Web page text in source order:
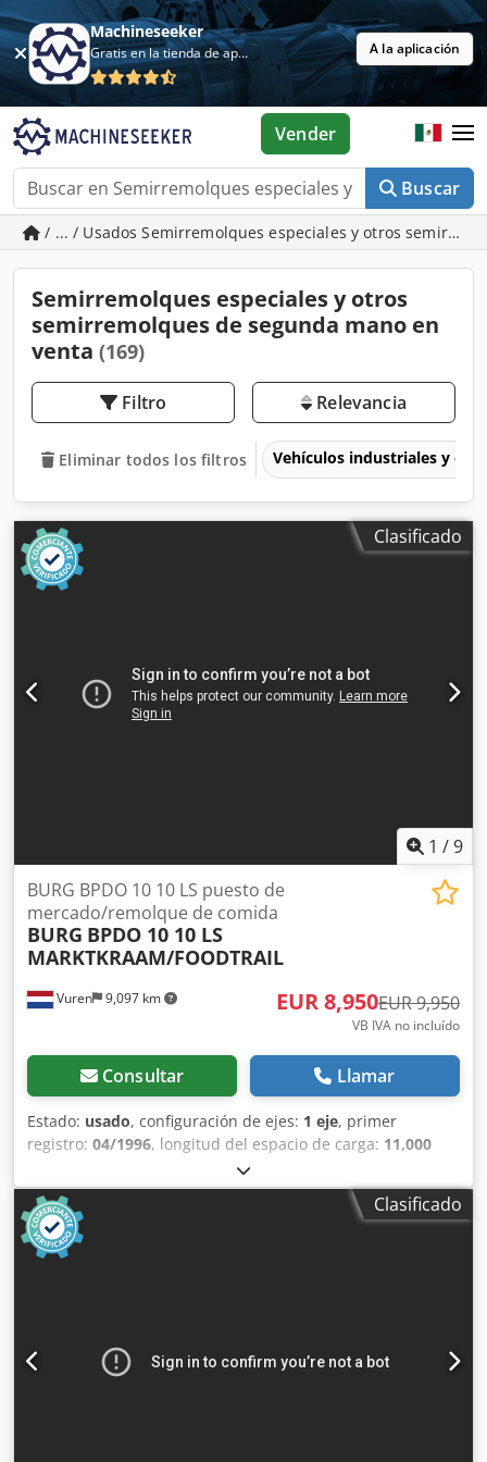
Machineseeker
Gratis en la tienda de aplicaciones A la aplicación
Buscar
Vender
/ ... / Usados Semirremolques especiales y otros
Semirremolques especiales y otros
semirremolques de segunda mano en
venta (169)
Filtro Relevancia
Eliminar todos los filtros Vehículos industriales y
Clasificado
1 /9
Vuren 9,097 km
BURG BPDO 10 10 LS puesto de
mercado/remolque de comida
BURG BPDO 10 10 LS
MARKTKRAAM/FOODTRAIL
EUR 8,950EUR 9,950
VB IVA no incluído
Consultar Llamar
Estado: usado, configuración de ejes: 1 eje, primer
registro: 04/1996, longitud del espacio de carga: 11,000
, anchura del espacio de carga:
espacio de carga:2,680 mm, longitud total:11,500 mm,
ancho total:
4,000 mm,
amortiguación:
distancia entre ejes:
capacidad de carga útil: 10.300 kg, peso en vacío: 9.700 kg,
peso bruto: 20.000 kg, tipo de chasis: chasis completo,
Clasificado